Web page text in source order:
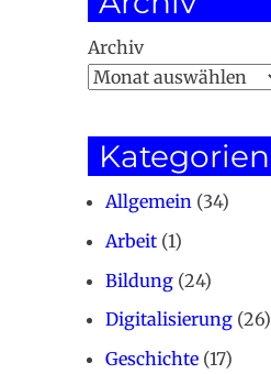
Archiv
Kategorien
Allgemein (34)
Arbeit (1)
Bildung (24)
Digitalisierung (26)
Geschichte (17)